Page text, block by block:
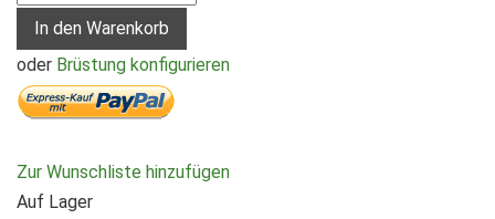
In den Warenkorb
oder Brüstung konfigurieren
Zur Wunschliste hinzufügen
Auf Lager